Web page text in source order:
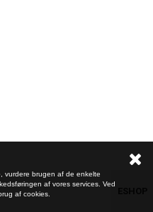
vurdere brugen af de enkelte
af vores services. Ved
af cookies.